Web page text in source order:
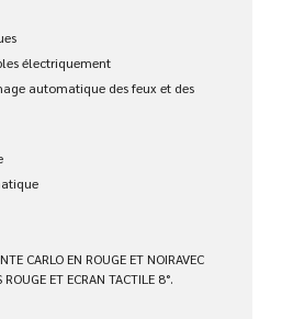
électriquement
automatique des feux et des
CARLO EN ROUGE ET NOIRAVEC
ET ECRAN TACTILE 8°.